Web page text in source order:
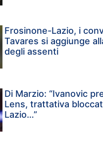
Frosinone-Lazio, i
Tavares si aggiunge
degli assenti
Di Marzio: “Ivanovic
Lens, trattativa
Lazio…”